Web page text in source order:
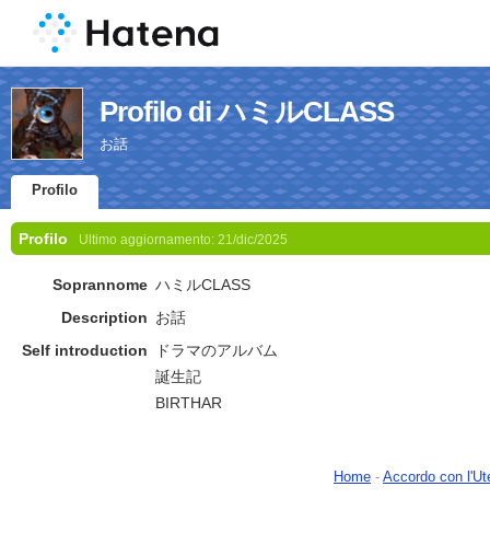
Profilo di ハミルCLASS
お話
Profilo
Profilo Ultimo aggiornamento: 21/dic/2025
Soprannome ハミルCLASS
Description お話
Self introduction
ドラマのアルバム
誕生記
BIRTHAR
Home - Accordo con